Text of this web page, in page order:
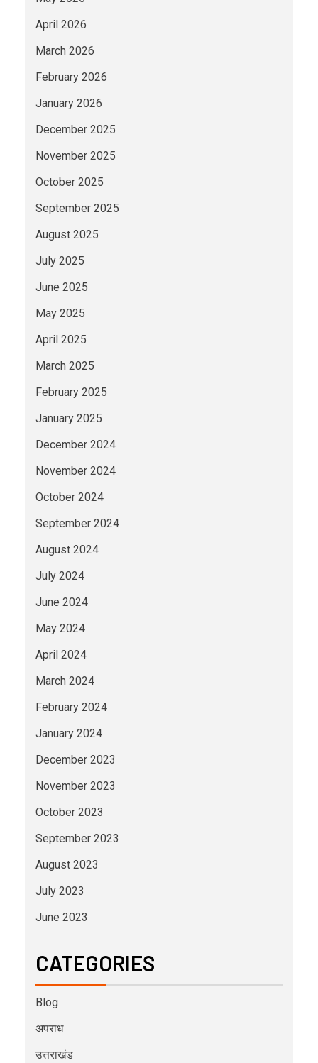
April 2026
March 2026
February 2026
January 2026
December 2025
November 2025
October 2025
September 2025
August 2025
July 2025
June 2025
May 2025
April 2025
March 2025
February 2025
January 2025
December 2024
November 2024
October 2024
September 2024
August 2024
July 2024
June 2024
May 2024
April 2024
March 2024
February 2024
January 2024
December 2023
November 2023
October 2023
September 2023
August 2023
July 2023
June 2023
CATEGORIES
Blog
अपराध
उत्तराखंड